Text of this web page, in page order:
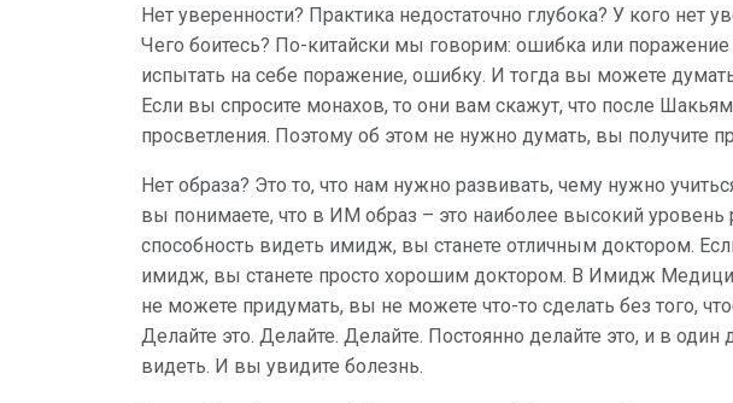
Нет уверенности? Практика недостаточно глубока? У кого нет
Чего боитесь? По-китайски мы говорим: ошибка или
испытать на себе поражение, ошибку. И тогда вы можете
Если вы спросите монахов, то они вам скажут, что после
просветления. Поэтому об этом не нужно думать, вы получите
Нет образа? Это то, что нам нужно развивать, чему нужно
вы понимаете, что в ИМ образ – это наиболее высокий уровень
способность видеть имидж, вы станете отличным доктором.
имидж, вы станете просто хорошим доктором. В Имидж
не можете придумать, вы не можете что-то сделать без того,
Делайте это. Делайте. Делайте. Постоянно делайте это, и в один
видеть. И вы увидите болезнь.